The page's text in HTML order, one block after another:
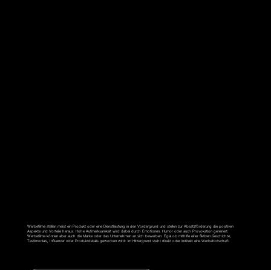
Werbefilme stellen meist ein Produkt oder eine Dienstleistung in den Vordergrund und stellen zur Absatzförderung die positiven
Aspekte und Vorteile heraus. Hohe Aufmerksamkeit wird dabei durch Emotionen, Humor oder auch Provokation generiert.
Werbefilme können aber auch die Marke oder das Unternehmen an sich bewerben. Egal ob mithilfe einer fiktiven Geschichte,
Testimonials, Influencer oder Produktdetails geworben wird: im Hintergrund steht direkt oder indirekt eine Werbebotschaft.